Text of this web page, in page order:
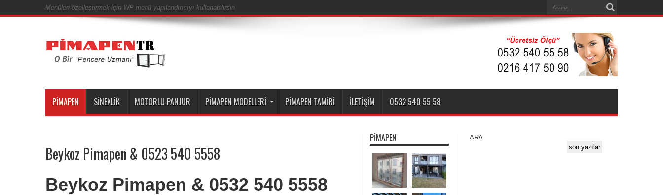
Menüleri özelleştirmek için WP menü yapılandırıcıyı kullanabilirsin
PIMAPEN SINEKLIK MOTORLU PANJUR PIMAPEN MODELLERI PIMAPEN TAMIRI İLETIŞIM 0532 540 55 58
Beykoz Pimapen & 0523 540 5558
Beykoz Pimapen & 0532 540 5558
PIMAPEN
ARA
son yazılar